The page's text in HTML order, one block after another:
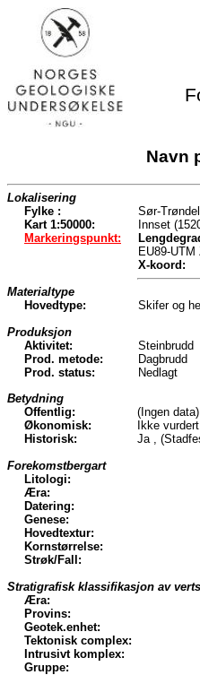
Navn
Lokalisering
Fylke :
Sør-
Kart 1:50000:
Innset
Markeringspunkt:
EU89-UTM
X-koord:
Materialtype
Hovedtype:
Skifer og
Produksjon
Aktivitet:
Steinbrudd
Prod. metode:
Dagbrudd
Prod. status:
Nedlagt
Betydning
Offentlig:
(Ingen data)
Økonomisk:
Ikke vurdert
Historisk:
Ja ,
Forekomstbergart
Litologi:
Æra:
Datering:
Genese:
Hovedtextur:
Kornstørrelse:
Strøk/Fall:
Stratigrafisk klassifikasjon av
Æra:
Provins:
Geotek.enhet:
Tektonisk complex:
Intrusivt komplex:
Gruppe: